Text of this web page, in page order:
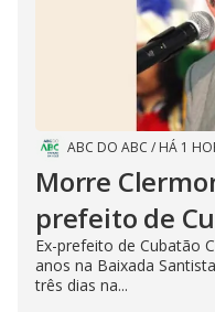
ABC DO ABC / HÁ 1
Morre
prefeito de
Ex-prefeito de Cubatão
anos na Baixada
três dias na...